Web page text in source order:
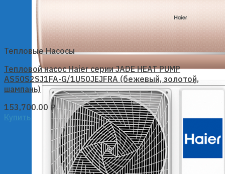
Тепловые Насосы
Тепловой насос Haier серии JADE HEAT PUMP
AS50S2SJ1FA-G/1U50JEJFRA (бежевый, золотой,
шампань)
153,700.00 ₽
Купить